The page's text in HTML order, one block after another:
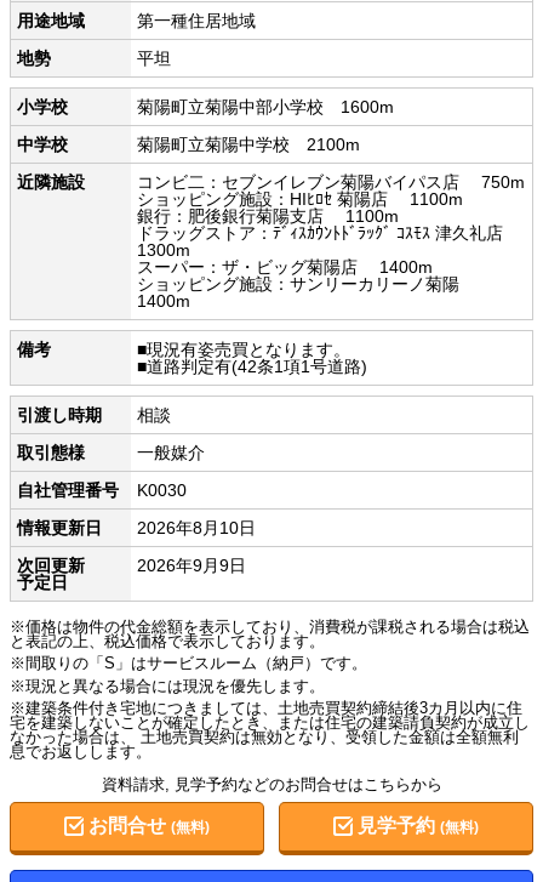
用途地域
第一種住居地域
地勢
平坦
小学校
菊陽町立菊陽中部小学校 1600m
中学校
菊陽町立菊陽中学校 2100m
近隣施設
コンビ二：セブンイレブン菊陽バイパス店 750m
ショッピング施設：HIﾋﾛｾ 菊陽店 1100m
銀行：肥後銀行菊陽支店 1100m
ドラッグストア：ﾃﾞｨｽｶｳﾝﾄﾄﾞﾗｯｸﾞ ｺｽﾓｽ 津久礼店
1300m
スーパー：ザ・ビッグ菊陽店 1400m
ショッピング施設：サンリーカリーノ菊陽
1400m
備考
■現況有姿売買となります。
■道路判定有(42条1項1号道路)
引渡し時期
相談
取引態様
一般媒介
自社管理番号
K0030
情報更新日
2026年8月10日
次回更新
予定日
2026年9月9日
※価格は物件の代金総額を表示しており、消費税が課税される場合は税込
と表記の上、税込価格で表示しております。
※間取りの「S」はサービスルーム（納戸）です。
※現況と異なる場合には現況を優先します。
※建築条件付き宅地につきましては、土地売買契約締結後3カ月以内に住
宅を建築しないことが確定したとき、または住宅の建築請負契約が成立し
なかった場合は、 土地売買契約は無効となり、受領した金額は全額無利
息でお返しします。
資料請求, 見学予約などのお問合せはこちらから
お問合せ (無料) 見学予約(無料)